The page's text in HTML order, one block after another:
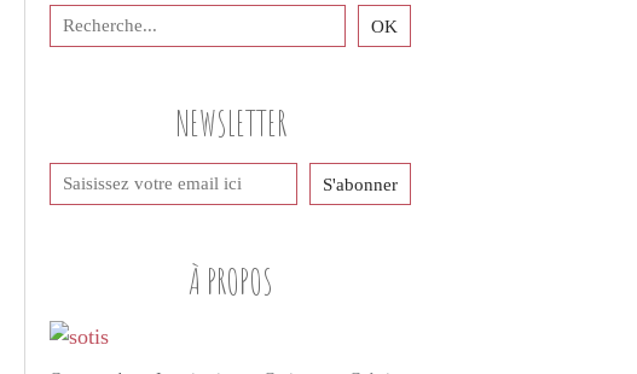
NEWSLETTER
À PROPOS